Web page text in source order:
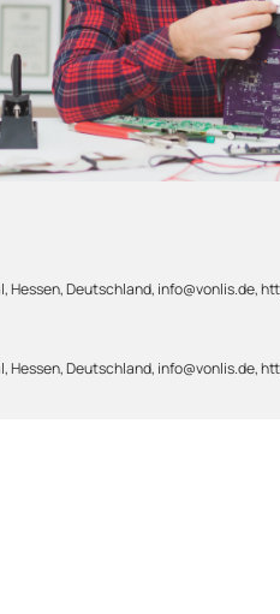
Hessen, Deutschland, info@vonlis.de,
Hessen, Deutschland, info@vonlis.de,